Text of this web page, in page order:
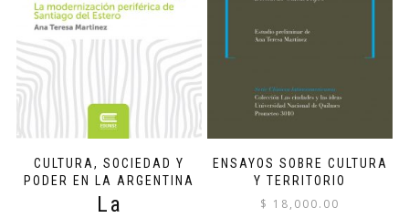
CULTURA, SOCIEDAD Y
PODER EN LA ARGENTINA
La
ENSAYOS SOBRE CULTURA
Y TERRITORIO
$ 18,000.00